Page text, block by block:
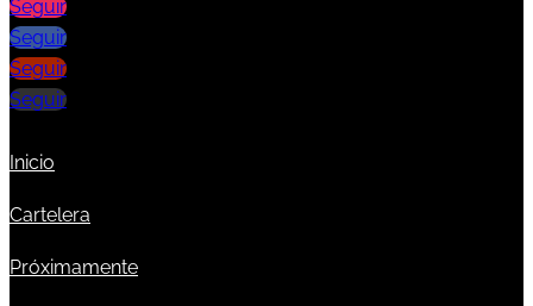
Seguir
Seguir
Seguir
Seguir
Inicio
Cartelera
Próximamente